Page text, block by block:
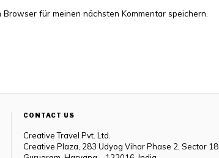
für meinen nächsten Kommentar speichern.
CONTACT US
Creative Travel Pvt. Ltd.
Creative Plaza, 283 Udyog Vihar Phase 2, Sector 18